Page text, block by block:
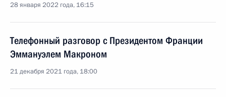
28 января 2022 года, 16:15
Телефонный разговор с Президентом Франции
Эммануэлем Макроном
21 декабря 2021 года, 18:00